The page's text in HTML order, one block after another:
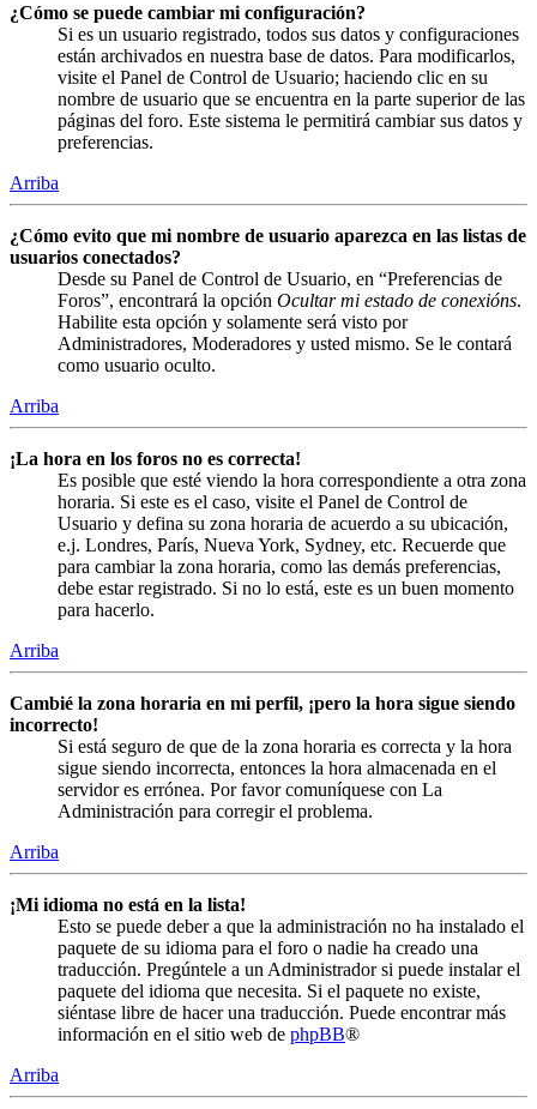
¿Cómo se puede cambiar mi configuración?
Si es un usuario registrado, todos sus datos y configuraciones
están archivados en nuestra base de datos. Para modificarlos,
visite el Panel de Control de Usuario; haciendo clic en su
nombre de usuario que se encuentra en la parte superior de las
páginas del foro. Este sistema le permitirá cambiar sus datos y
preferencias.
Arriba
¿Cómo evito que mi nombre de usuario aparezca en las listas de
usuarios conectados?
Desde su Panel de Control de Usuario, en “Preferencias de
Foros”, encontrará la opción Ocultar mi estado de conexións.
Habilite esta opción y solamente será visto por
Administradores, Moderadores y usted mismo. Se le contará
como usuario oculto.
Arriba
¡La hora en los foros no es correcta!
Es posible que esté viendo la hora correspondiente a otra zona
horaria. Si este es el caso, visite el Panel de Control de
Usuario y defina su zona horaria de acuerdo a su ubicación,
e.j. Londres, París, Nueva York, Sydney, etc. Recuerde que
para cambiar la zona horaria, como las demás preferencias,
debe estar registrado. Si no lo está, este es un buen momento
para hacerlo.
Arriba
Cambié la zona horaria en mi perfil, ¡pero la hora sigue siendo
incorrecto!
Si está seguro de que de la zona horaria es correcta y la hora
sigue siendo incorrecta, entonces la hora almacenada en el
servidor es errónea. Por favor comuníquese con La
Administración para corregir el problema.
Arriba
¡Mi idioma no está en la lista!
Esto se puede deber a que la administración no ha instalado el
paquete de su idioma para el foro o nadie ha creado una
traducción. Pregúntele a un Administrador si puede instalar el
paquete del idioma que necesita. Si el paquete no existe,
siéntase libre de hacer una traducción. Puede encontrar más
información en el sitio web de phpBB®
Arriba